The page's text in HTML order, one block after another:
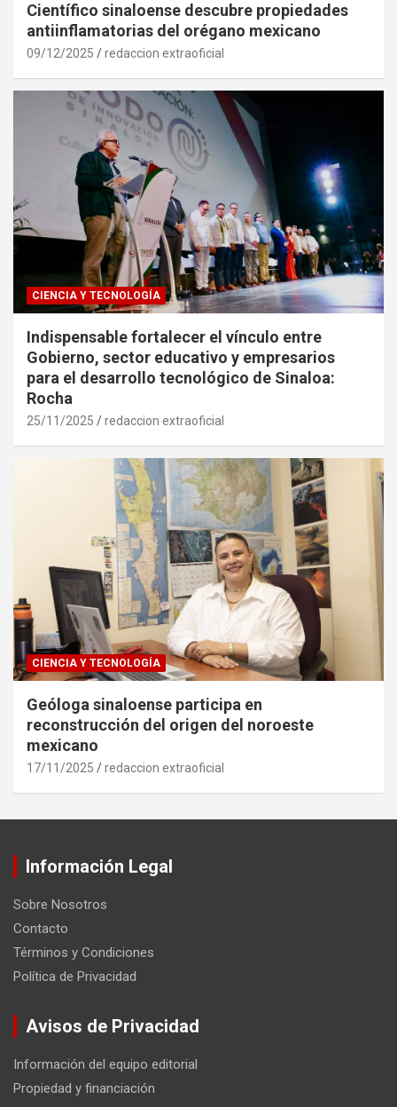
Científico sinaloense descubre propiedades
antiinflamatorias del orégano mexicano
09/12/2025 redaccion extraoficial
CIENCIA Y TECNOLOGÍA
Indispensable fortalecer el vínculo entre
Gobierno, sector educativo y empresarios
para el desarrollo tecnológico de Sinaloa:
Rocha
25/11/2025 redaccion extraoficial
CIENCIA Y TECNOLOGÍA
Geóloga sinaloense participa en
reconstrucción del origen del noroeste
mexicano
17/11/2025 redaccion extraoficial
Información Legal
Sobre Nosotros
Contacto
Términos y Condiciones
Política de Privacidad
Avisos de Privacidad
Información del equipo editorial
Propiedad y financiación